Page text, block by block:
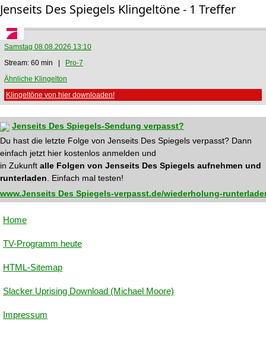
Jenseits Des Spiegels Klingeltöne - 1 Treffer
Samstag 08.08.2026 13:10
Stream: 60 min |
Pro-7
Ähnliche Klingelton
Klingeltöne von hier downloaden!
Jenseits Des Spiegels-Sendung verpasst?
Du hast die letzte Folge von Jenseits Des Spiegels verpasst? Dann
einfach jetzt hier kostenlos anmelden und
in Zukunft alle Folgen von Jenseits Des Spiegels aufnehmen und
runterladen . Einfach mal testen!
www.Jenseits Des Spiegels-verpasst.de/wiederholung-
Home
TV-Programm heute
HTML-Sitemap
Slacker Uprising Download (Michael Moore)
Impressum